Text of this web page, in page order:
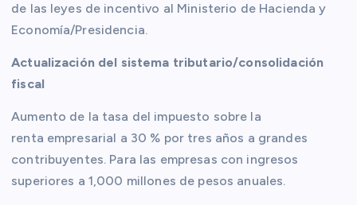
de las leyes de incentivo al Ministerio de Hacienda y
Economía/Presidencia.
Actualización del sistema tributario/consolidación
fiscal
Aumento de la tasa del impuesto sobre la
renta empresarial a 30 % por tres años a grandes
contribuyentes. Para las empresas con ingresos
superiores a 1,000 millones de pesos anuales.